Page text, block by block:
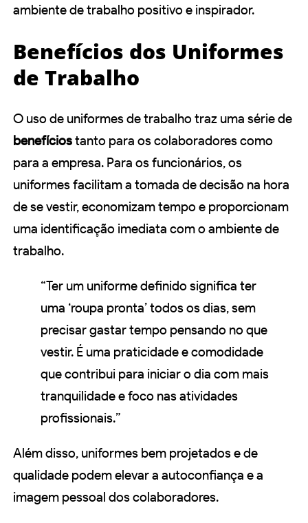
ambiente de trabalho positivo e inspirador.
Benefícios dos Uniformes
de Trabalho
O uso de uniformes de trabalho traz uma série de
benefíciostanto para os colaboradores como
para a empresa. Para os funcionários, os
uniformes facilitam a tomada de decisão na hora
de se vestir, economizam tempo e proporcionam
uma identificação imediata com o ambiente de
trabalho.
“Ter um uniforme definido significa ter
uma ‘roupa pronta’ todos os dias, sem
precisar gastar tempo pensando no que
vestir. É uma praticidade e comodidade
que contribui para iniciar o dia com mais
tranquilidade e foco nas atividades
profissionais.”
Além disso, uniformes bem projetados e de
qualidade podem elevar a autoconfiança e a
imagem pessoal dos colaboradores.